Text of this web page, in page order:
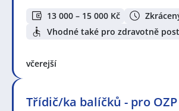
13 000 – 15 000 Kč
Vhodné také pro zdravotně
včerejší
Třídič/ka balíčků - pro OZP